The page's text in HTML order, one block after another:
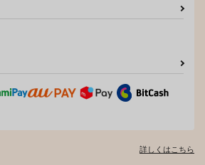
詳しくはこちら